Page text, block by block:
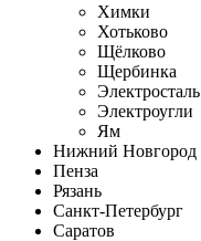
Химки
Хотьково
Щёлково
Щербинка
Электросталь
Электроугли
Ям
Нижний Новгород
Пенза
Рязань
Санкт-Петербург
Саратов